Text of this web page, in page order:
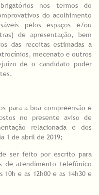
nos termos do
do acolhimento
pelos espaços e/ou
de apresentação, bem
das receitas estimadas a
mecenato e outros
de o candidato poder
para a boa compreensão e
no presente aviso de
relacionada e dos
1 de abril de 2019;
ser feito por escrito para
de atendimento telefónico
10h e as 12h00 e as 14h30 e